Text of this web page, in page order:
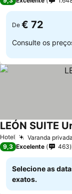
De € 72
Consulte os
Hotel Varanda
LEÓN SUITE
9,3 Excelente 463
Selecione as
exatos.